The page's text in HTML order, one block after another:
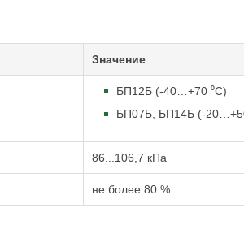
Значение
БП12Б (-40…+70 ⁰С)
БП07Б, БП14Б (-
86...106,7 кПа
не более 80 %